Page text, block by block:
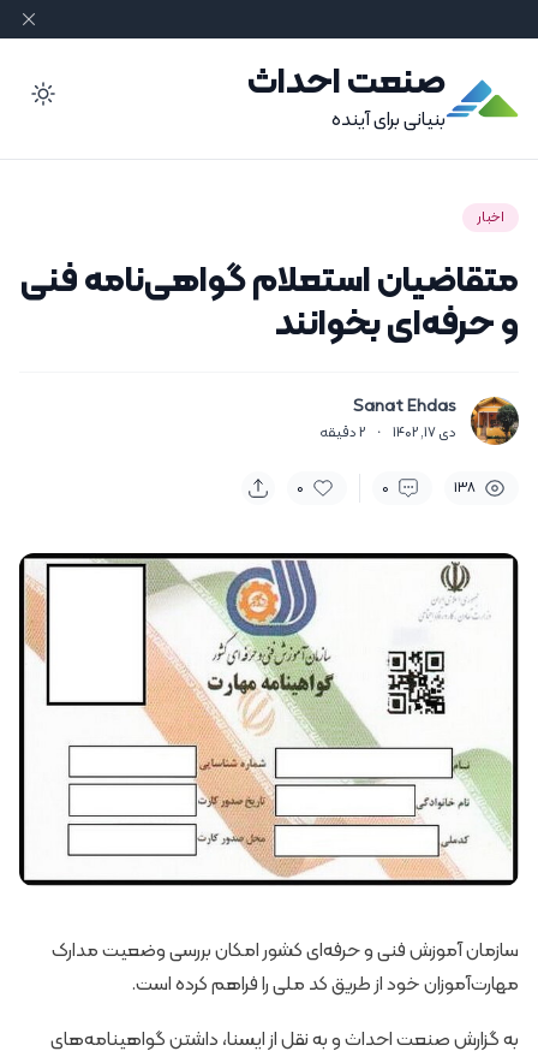
صنعت احداث
بنیانی برای آینده
اخبار
متقاضیان استعلام گواهی‌نامه فنی
و حرفه‌ای بخوانند
Sanat Ehdas
دی 17, 1402 ·
2دقیقه
138
0
0
سازمان آموزش فنی و حرفه‌ای کشور امکان بررسی وضعیت مدارک
مهارت‌آموزان خود از طریق کد ملی را فراهم کرده است.
به گزارش صنعت احداث و به نقل از ایسنا، داشتن گواهینامه‌های